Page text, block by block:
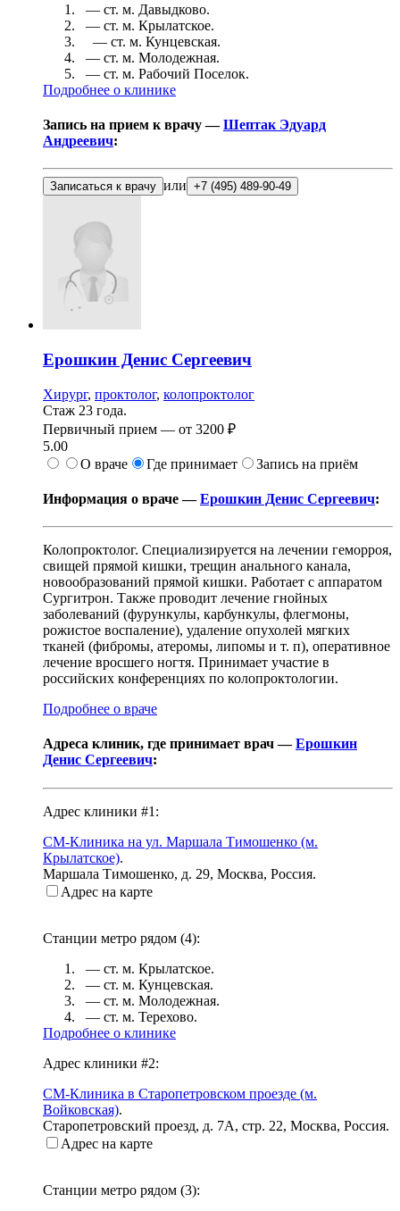
— ст. м. Давыдково.
— ст. м. Крылатское.
— ст. м. Кунцевская.
— ст. м. Молодежная.
— ст. м. Рабочий Поселок.
Подробнее о клинике
Запись на прием к врачу —Шептак Эдуард
Андреевич:
Записаться к врачу или +7 (495) 489-90-49
Ерошкин Денис Сергеевич
Хирург, проктолог, колопроктолог
Стаж 23 года.
Первичный прием — от 3200 ₽
5.00
О враче
Где принимает Запись на приём
Информация о враче —Ерошкин Денис Сергеевич:
Колопроктолог. Специализируется на лечении геморроя,
свищей прямой кишки, трещин анального канала,
новообразований прямой кишки. Работает с аппаратом
Сургитрон. Также проводит лечение гнойных
заболеваний (фурункулы, карбункулы, флегмоны,
рожистое воспаление), удаление опухолей мягких
тканей (фибромы, атеромы, липомы и т. п), оперативное
лечение вросшего ногтя. Принимает участие в
российских конференциях по колопроктологии.
Подробнее о враче
Адреса клиник, где принимает врач —Ерошкин
Денис Сергеевич:
Адрес клиники #1:
СМ-Клиника на ул. Маршала Тимошенко (м.
Крылатское).
Маршала Тимошенко, д. 29, Москва, Россия.
Адрес на карте
Станции метро рядом (4):
— ст. м. Крылатское.
— ст. м. Кунцевская.
— ст. м. Молодежная.
— ст. м. Терехово.
Подробнее о клинике
Адрес клиники #2:
СМ-Клиника в Старопетровском проезде (м.
Войковская).
Старопетровский проезд, д. 7А, стр. 22, Москва, Россия.
Адрес на карте
Станции метро рядом (3):